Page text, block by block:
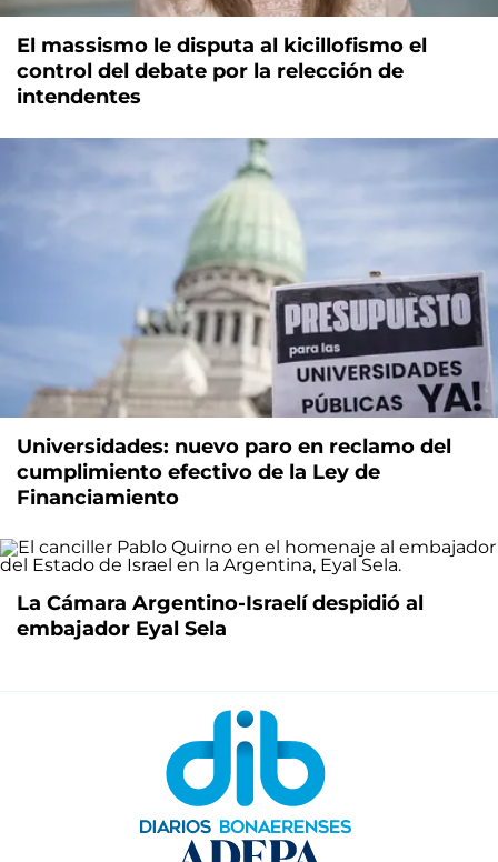
El massismo le disputa al kicillofismo el
control del debate por la relección de
intendentes
Universidades: nuevo paro en reclamo del
cumplimiento efectivo de la Ley de
Financiamiento
La Cámara Argentino-Israelí despidió al
embajador Eyal Sela